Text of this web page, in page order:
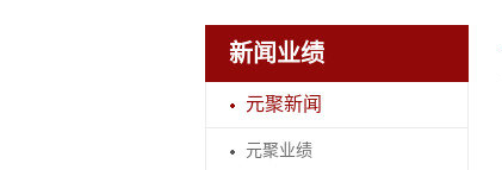
新闻业绩
元聚新闻
元聚业绩